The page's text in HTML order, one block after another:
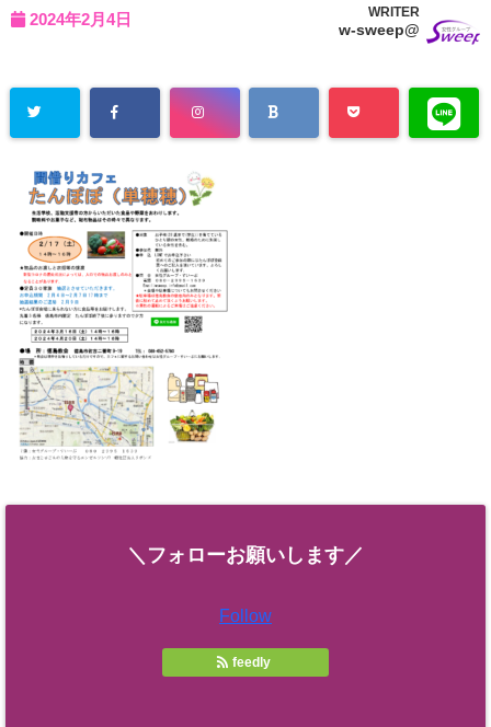
2024年2月4日 WRITER
w-sweep@
＼フォローお願いします／
Follow
feedly